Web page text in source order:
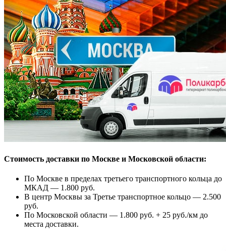
Стоимость доставки по Москве и Московской области:
По Москве в пределах третьего транспортного кольца до
МКАД — 1.800 руб.
В центр Москвы за Третье транспортное кольцо — 2.500
руб.
По Московской области — 1.800 руб. + 25 руб./км до
места доставки.